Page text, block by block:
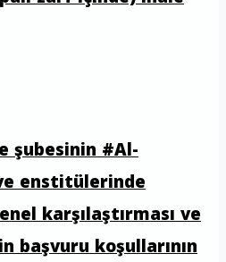
şubesinin #Al-
enstitülerinde
karşılaştırması ve
başvuru koşullarının